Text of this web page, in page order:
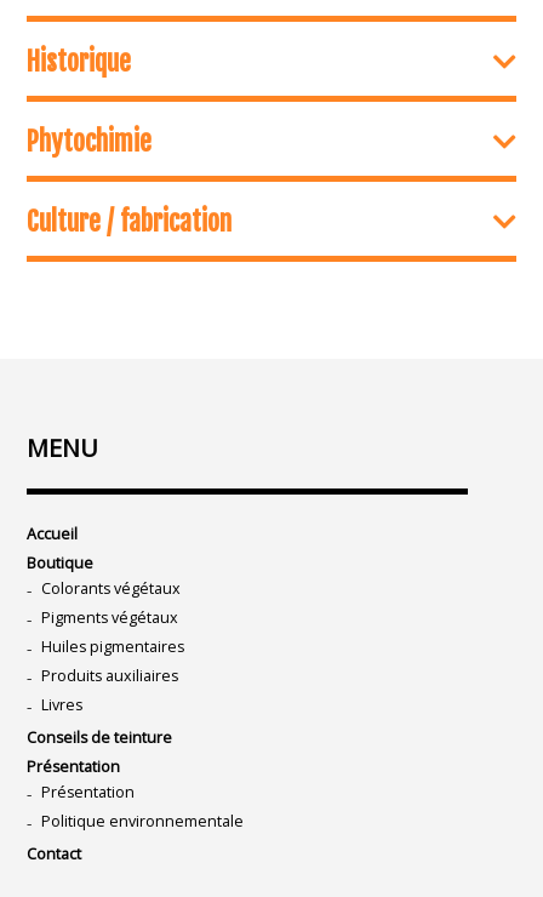
Historique
Phytochimie
Culture / fabrication
MENU
Accueil
Boutique
Colorants végétaux
Pigments végétaux
Huiles pigmentaires
Produits auxiliaires
Livres
Conseils de teinture
Présentation
Présentation
Politique environnementale
Contact